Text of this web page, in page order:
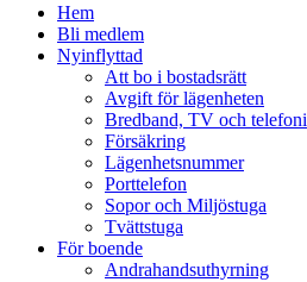
Close
Menu
Hem
Bli medlem
Nyinflyttad
Att bo i bostadsrätt
Avgift för lägenheten
Bredband, TV och telefoni
Försäkring
Lägenhetsnummer
Porttelefon
Sopor och Miljöstuga
Tvättstuga
För boende
Andrahandsuthyrning